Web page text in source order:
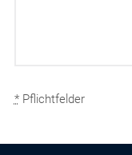
*Pflichtfelder